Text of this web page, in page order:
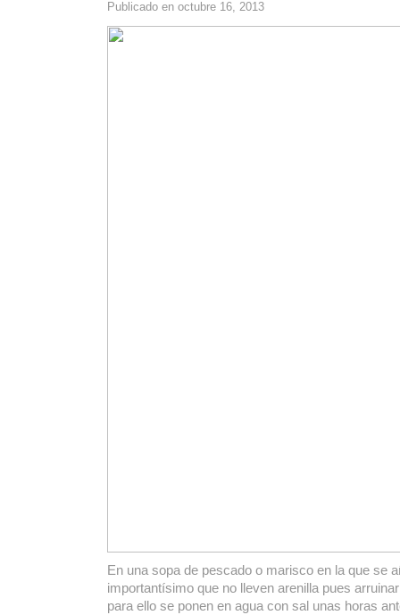
Publicado en octubre 16, 2013
En una sopa de pescado o marisco en la que se
importantísimo que no lleven arenilla pues
para ello se ponen en agua con sal unas horas